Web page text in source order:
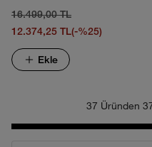
16.499,00 TL
12.374,25 TL(-%25)
Ekle
37 Üründen